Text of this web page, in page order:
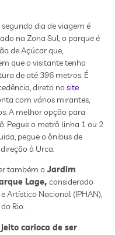
dia de viagem é
na Zona Sul, o parque é
de Açúcar que,
que o visitante tenha
de até 396 metros. É
direto nosite
com vários mirantes,
A melhor opção para
Pegue o metrô linha 1 ou 2
pegue o ônibus de
à Urca.
também oJardim
Lage, considerado
Artístico Nacional (IPHAN),
Rio.
carioca de ser